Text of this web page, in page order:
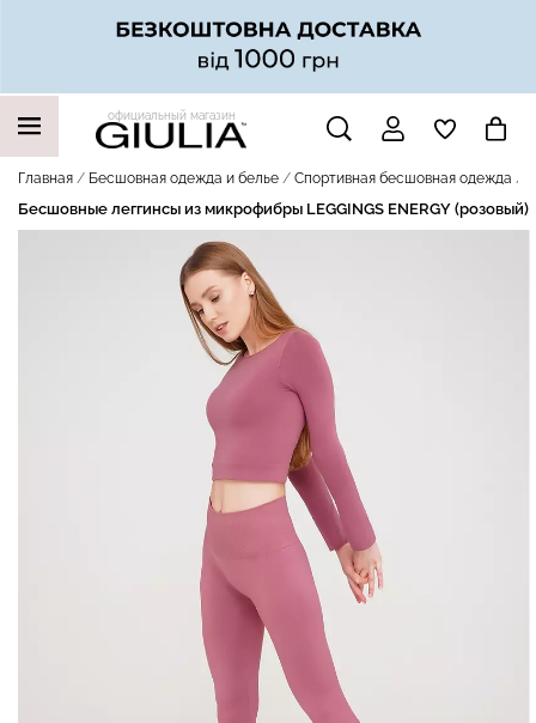
официальный магазин
Главная Бесшовная одежда и белье Спортивная бесшовная одежда
Бесшовные леггинсы из микрофибры LEGGINGS ENERGY (розовый)
НАШИ ТРЕНДОВЫЕ ТОВАРЫ
Бесшовные леггинсы из
микрофибры LEGGINGS
Бесшовные леггинсы
LEGGINGS (черный) Giulia
551 грн. 689 грн.